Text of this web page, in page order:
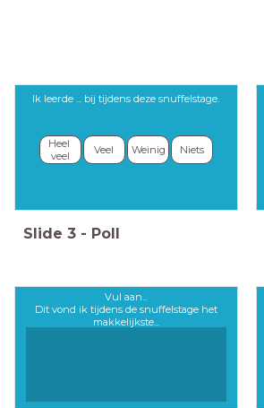
Ik leerde ... bij tijdens deze snuffelstage.
Heel
veel
Veel Weinig Niets
Slide 3 - Poll
Vul aan...
Dit vond ik tijdens de snuffelstage het
makkelijkste...